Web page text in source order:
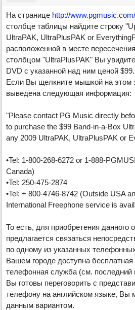
На странице http://
столбце таблицы найдите строку
UltraPAK, UltraPlusPAK or
расположенной в месте
столбцом "UltraPlusPAK" Вы
DVD с указанной над ним ценой $99.
Если Вы щелкните мышкой на этом
выведена следующая информация:
"Please contact PG Music directly
to purchase the $99 Band-in-a-Box
any 2009 UltraPAK, UltraPlusPAK or
•Tel: 1-800-268-6272 or 1-888-
Canada)
•Tel: 250-475-2874
•Tel: + 800-4746-8742 (Outside USA
International Freephone service is
То есть, для приобретения данного
предлагается связаться
по одному из указанных
Вашем городе доступна
телефонная служба (см. последний
Вы готовы переговорить с
телефону на английском языке, Вы
данным вариантом.